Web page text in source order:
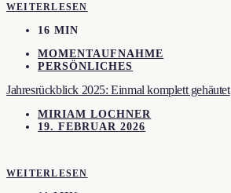
WEITERLESEN
16 MIN
MOMENTAUFNAHME
PERSÖNLICHES
Jahresrückblick 2025: Einmal komplett gehäutet
MIRIAM LOCHNER
19. FEBRUAR 2026
WEITERLESEN